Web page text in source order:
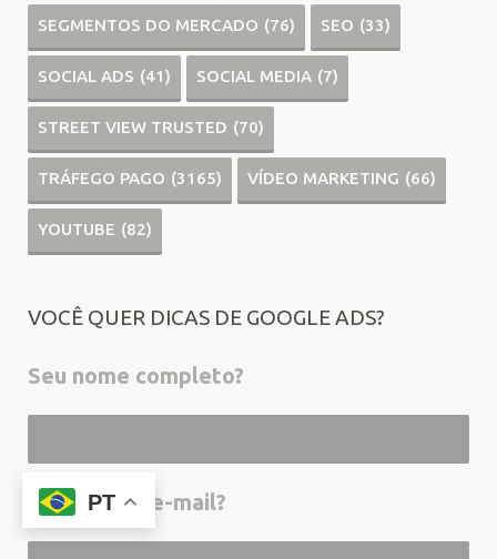
SEGMENTOS DO MERCADO (76) SEO (33)
SOCIAL ADS (41) SOCIAL MEDIA (7)
STREET VIEW TRUSTED (70)
TRÁFEGO PAGO (3165) VÍDEO MARKETING (66)
YOUTUBE (82)
VOCÊ QUER DICAS DE GOOGLE ADS?
Seu nome completo?
Seu melhor e-mail?
PT